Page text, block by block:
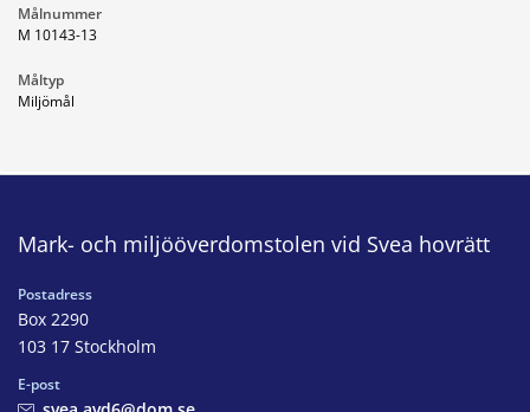
Målnummer
M 10143-13
Måltyp
Miljömål
Mark- och miljööverdomstolen vid Svea hovrätt
Postadress
Box 2290
103 17 Stockholm
E-post